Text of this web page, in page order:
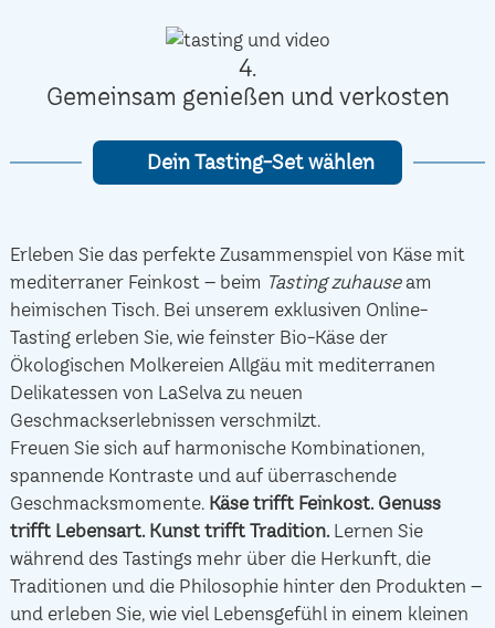
4.
Gemeinsam genießen und verkosten
Dein Tasting-Set wählen
Erleben Sie das perfekte Zusammenspiel von Käse mit
mediterraner Feinkost – beim Tasting zuhauseam
heimischen Tisch. Bei unserem exklusiven Online-
Tasting erleben Sie, wie feinster Bio-Käse der
Ökologischen Molkereien Allgäu mit mediterranen
Delikatessen von LaSelva zu neuen
Geschmackserlebnissen verschmilzt.
Freuen Sie sich auf harmonische Kombinationen,
spannende Kontraste und auf überraschende
Geschmacksmomente. Käse trifft Feinkost. Genuss
trifft Lebensart. Kunst trifft Tradition.Lernen Sie
während des Tastings mehr über die Herkunft, die
Traditionen und die Philosophie hinter den Produkten –
und erleben Sie, wie viel Lebensgefühl in einem kleinen